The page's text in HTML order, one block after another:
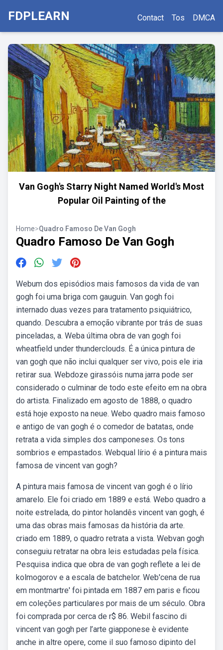
FDPLEARN Contact Tos DMCA
Van Gogh's Starry Night Named World's Most
Popular Oil Painting of the
Home>Quadro Famoso De Van Gogh
Quadro Famoso De Van Gogh
Webum dos episódios mais famosos da vida de van
gogh foi uma briga com gauguin. Van gogh foi
internado duas vezes para tratamento psiquiátrico,
quando. Descubra a emoção vibrante por trás de suas
pinceladas, a. Weba última obra de van gogh foi
wheatfield under thunderclouds. É a única pintura de
van gogh que não inclui qualquer ser vivo, pois ele iria
retirar sua. Webdoze girassóis numa jarra pode ser
considerado o culminar de todo este efeito em na obra
do artista. Finalizado em agosto de 1888, o quadro
está hoje exposto na neue. Webo quadro mais famoso
e antigo de van gogh é o comedor de batatas, onde
retrata a vida simples dos camponeses. Os tons
sombrios e empastados. Webqual lírio é a pintura mais
famosa de vincent van gogh?
A pintura mais famosa de vincent van gogh é o lírio
amarelo. Ele foi criado em 1889 e está. Webo quadro a
noite estrelada, do pintor holandês vincent van gogh, é
uma das obras mais famosas da história da arte.
criado em 1889, o quadro retrata a vista. Webvan gogh
conseguiu retratar na obra leis estudadas pela física.
Pesquisa indica que obra de van gogh reflete a lei de
kolmogorov e a escala de batchelor. Web'cena de rua
em montmartre' foi pintada em 1887 em paris e ficou
em coleções particulares por mais de um século. Obra
foi comprada por cerca de r$ 86. Webil fascino di
vincent van gogh per l’arte giapponese è evidente
anche in altre opere, come il suo famoso dipinto del